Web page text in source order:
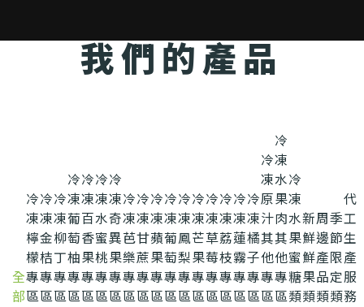
我們的產品
全
部
冷
凍
檸
檬
專
區
冷
凍
金
桔
專
區
冷
凍
柳
丁
專
區
冷
凍
葡
萄
柚
專
區
冷
凍
百
香
果
專
區
冷
凍
水
蜜
桃
專
區
冷
凍
奇
異
果
專
區
冷
凍
芭
樂
專
區
冷
凍
甘
蔗
專
區
冷
凍
蘋
果
專
區
冷
凍
葡
萄
專
區
冷
凍
鳳
梨
專
區
冷
凍
芒
果
專
區
冷
凍
草
莓
專
區
冷
凍
荔
枝
專
區
冷
凍
蓮
霧
專
區
冷
凍
橘
子
專
區
冷
凍
原
汁
其
他
專
區
冷
凍
水
果
肉
其
他
專
區
冷
凍
水
果
蜜
糖
類
新
鮮
鮮
果
類
周
邊
產
品
類
季
節
限
定
類
代
工
生
產
服
務